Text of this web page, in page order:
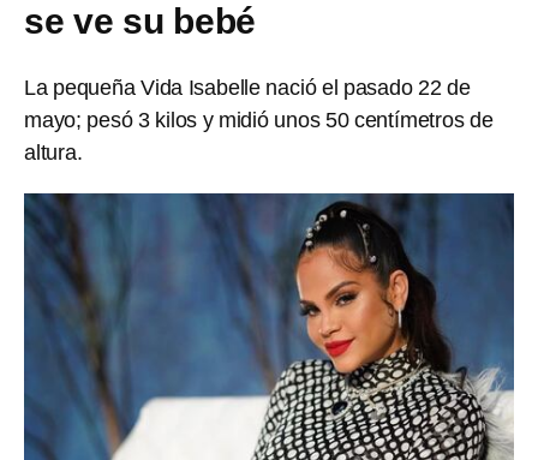
se ve su bebé
La pequeña Vida Isabelle nació el pasado 22 de
mayo; pesó 3 kilos y midió unos 50 centímetros de
altura.